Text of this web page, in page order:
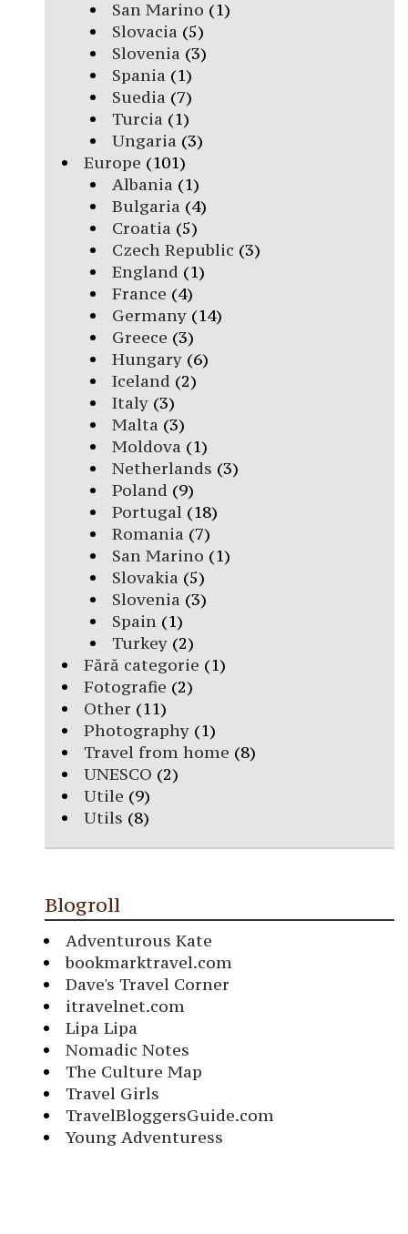
San Marino (1)
Slovacia (5)
Slovenia (3)
Spania (1)
Suedia (7)
Turcia (1)
Ungaria (3)
Europe (101)
Albania (1)
Bulgaria (4)
Croatia (5)
Czech Republic (3)
England (1)
France (4)
Germany(14)
Greece (3)
Hungary(6)
Iceland (2)
Italy(3)
Malta (3)
Moldova (1)
Netherlands (3)
Poland (9)
Portugal(18)
Romania (7)
San Marino (1)
Slovakia (5)
Slovenia (3)
Spain(1)
Turkey(2)
Fără categorie (1)
Fotografie (2)
Other (11)
Photography (1)
Travel from home (8)
UNESCO (2)
Utile (9)
Utils (8)
Blogroll
Adventurous Kate
bookmarktravel.com
Dave's Travel Corner
itravelnet.com
Lipa Lipa
Nomadic Notes
The Culture Map
Travel Girls
TravelBloggersGuide.com
Young Adventuress